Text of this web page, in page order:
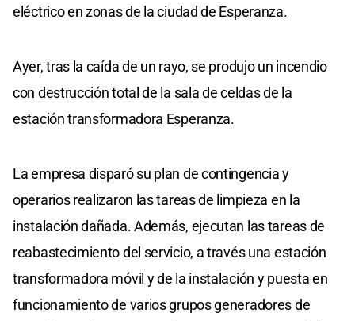
eléctrico en zonas de la ciudad de Esperanza.
Ayer, tras la caída de un rayo, se produjo un incendio
con destrucción total de la sala de celdas de la
estación transformadora Esperanza.
La empresa disparó su plan de contingencia y
operarios realizaron las tareas de limpieza en la
instalación dañada. Además, ejecutan las tareas de
reabastecimiento del servicio, a través una estación
transformadora móvil y de la instalación y puesta en
funcionamiento de varios grupos generadores de